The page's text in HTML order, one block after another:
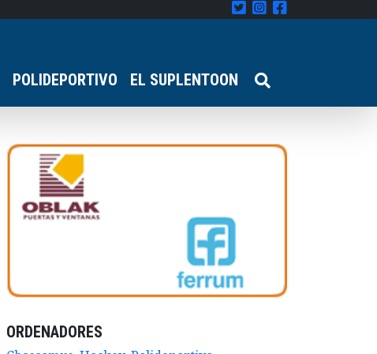
POLIDEPORTIVO EL SUPLENTOON
ORDENADORES